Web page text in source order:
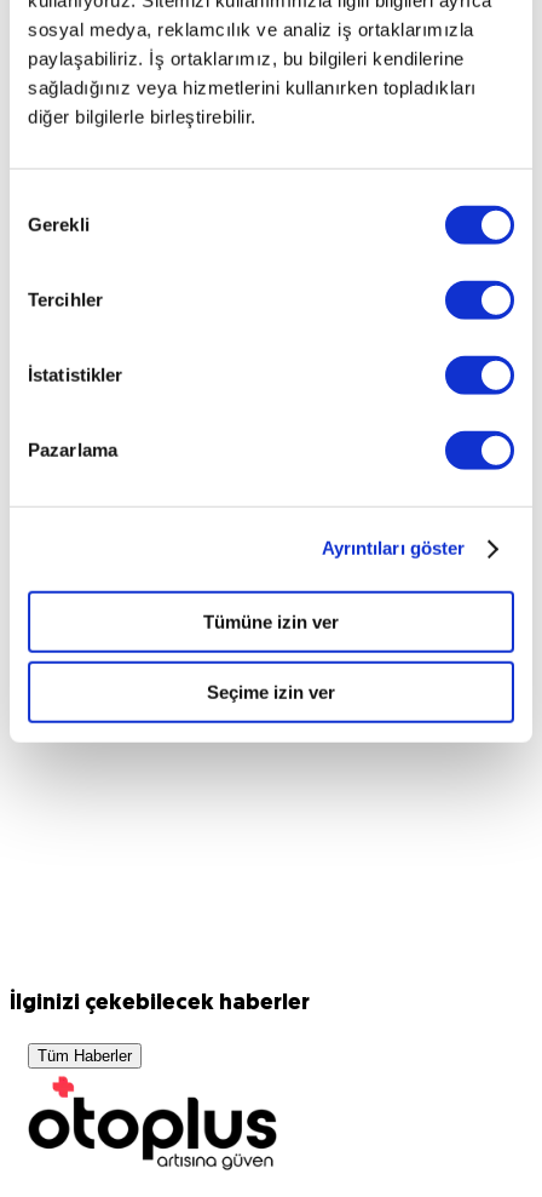
sosyal medya, reklamcılık ve analiz iş ortaklarımızla
paylaşabiliriz. İş ortaklarımız, bu bilgileri kendilerine
sağladığınız veya hizmetlerini kullanırken topladıkları
diğer bilgilerle birleştirebilir.
Seçimi
Gerekli
Tercihler
İstatistikler
Pazarlama
Ayrıntıları göster
Tümüne izin ver
Seçime izin ver
İlginizi çekebilecek haberler
Tüm Haberler